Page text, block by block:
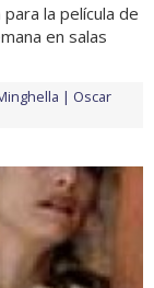
la película de
en salas
Oscar